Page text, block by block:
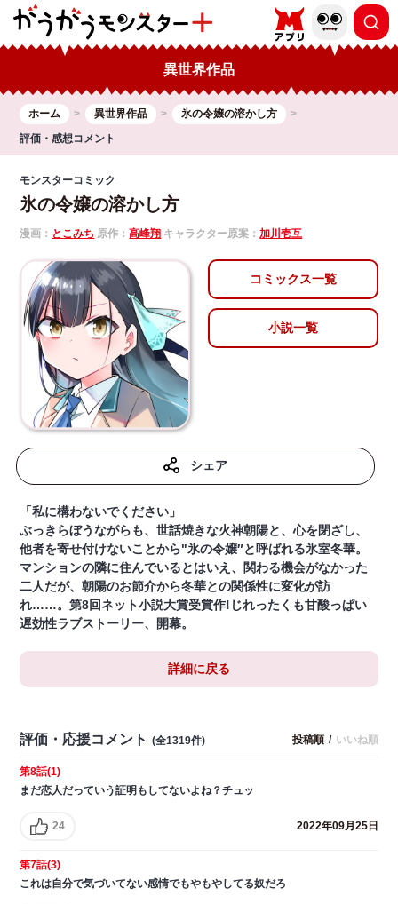
異世界作品
ホーム 異世界作品
氷の令嬢の溶かし方
評価・感想コメント
モンスターコミック
氷の令嬢の溶かし方
漫画： とこみち 原作：高峰翔 キャラクター原案：加川壱互
コミックス一覧
小説一覧
シェア
「私に構わないでください」
ぶっきらぼうながらも、世話焼きな火神朝陽と、心を閉ざし、
他者を寄せ付けないことから"氷の令嬢″と呼ばれる氷室冬華。
マンションの隣に住んでいるとはいえ、関わる機会がなかった
二人だが、朝陽のお節介から冬華との関係性に変化が訪
れ……。第8回ネット小説大賞受賞作!じれったくも甘酸っぱい
遅効性ラブストーリー、開幕。
詳細に戻る
評価・応援コメント (全1319件) 投稿順 / いいね順
第8話(1)
まだ恋人だっていう証明もしてないよね？チュッ
24 2022年09月25日
第7話(3)
これは自分で気づいてない感情でもやもやしてる奴だろ